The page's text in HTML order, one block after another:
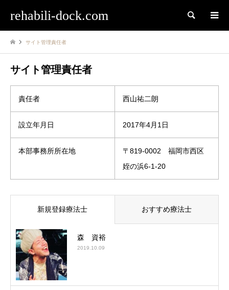
rehabili-dock.com 検索
サイト管理責任者
サイト管理責任者
責任者 西山祐二朗
設立年月日 2017年4月1日
本部事務所所在地
〒819-0002 福岡市西区
姪の浜6-1-20
新規登録療法士 おすすめ療法士
森 資裕
2019.10.09